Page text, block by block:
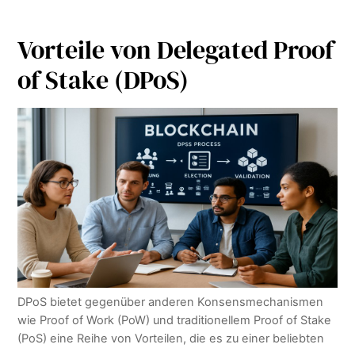
Vorteile von Delegated Proof
of Stake (DPoS)
DPoS bietet gegenüber anderen Konsensmechanismen
wie Proof of Work (PoW) und traditionellem Proof of Stake
(PoS) eine Reihe von Vorteilen, die es zu einer beliebten